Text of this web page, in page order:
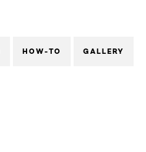
HOW-TO GALLERY